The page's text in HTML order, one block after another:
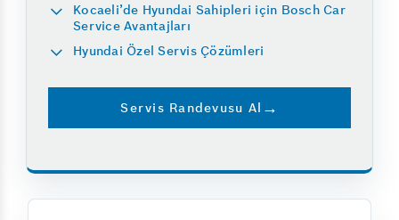
Kocaeli’de Hyundai Sahipleri için Bosch Car
Service Avantajları
Hyundai Özel Servis Çözümleri
Servis Randevusu Al